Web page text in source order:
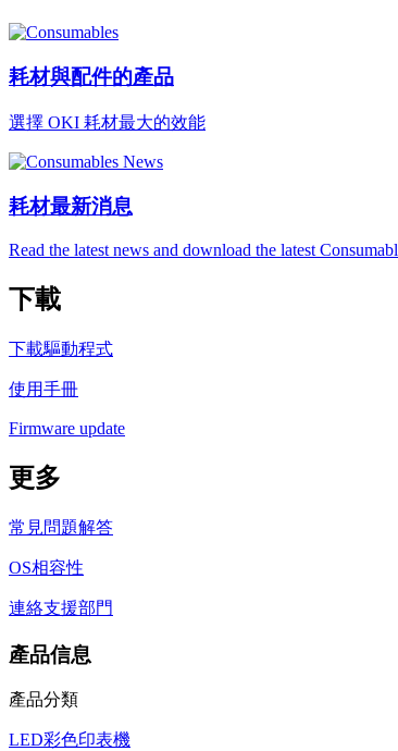
耗材與配件的產品
選擇 OKI 耗材最大的效能
耗材最新消息
Read the latest news and download the latest
下載
下載驅動程式
使用手冊
Firmware update
更多
常見問題解答
OS相容性
連絡支援部門
產品信息
產品分類
LED彩色印表機